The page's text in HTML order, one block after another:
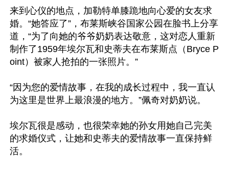
来到心仪的地点，加勒特单膝跪地向心爱的女友求
婚。“她答应了”，布莱斯峡谷国家公园在脸书上分享
道，“为了向她的爷爷奶奶表达敬意，这对恋人重新
制作了1959年埃尔瓦和史蒂夫在布莱斯点（Bryce P
oint）被家人抢拍的一张照片。”
“因为您的爱情故事，在我的成长过程中，我一直认
为这里是世界上最浪漫的地方。”佩奇对奶奶说。
埃尔瓦很是感动，也很荣幸她的孙女用她自己完美
的求婚仪式，让她和史蒂夫的爱情故事一直保持鲜
活。